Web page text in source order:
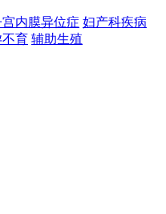
宫内膜异位症 妇产科疾病
育 辅助生殖